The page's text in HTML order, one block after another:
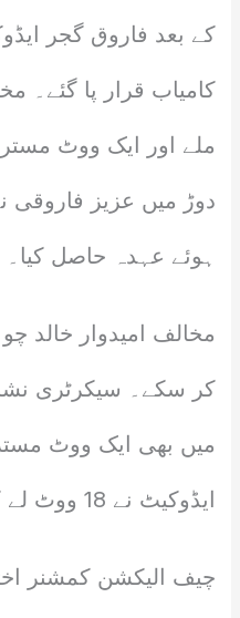
ملے اور ایک ووٹ
ہوئے عہدہ حاصل کیا۔
مخالف امیدوار خالد
کر سکے۔ سیکرٹری
میں بھی ایک ووٹ
ایڈوکیٹ نے 18 ووٹ لے کر کامیابی سمیٹی۔
چیف الیکشن کمشنر